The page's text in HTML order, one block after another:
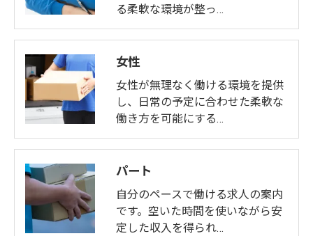
る柔軟な環境が整っ…
女性
女性が無理なく働ける環境を提供
し、日常の予定に合わせた柔軟な
働き方を可能にする…
パート
自分のペースで働ける求人の案内
です。空いた時間を使いながら安
定した収入を得られ…